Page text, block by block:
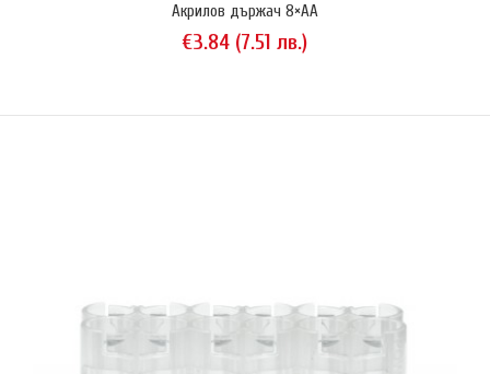
€3.84 (7.51 лв.)
Акрилов държач 8×AA
€3.84 (7.51 лв.)